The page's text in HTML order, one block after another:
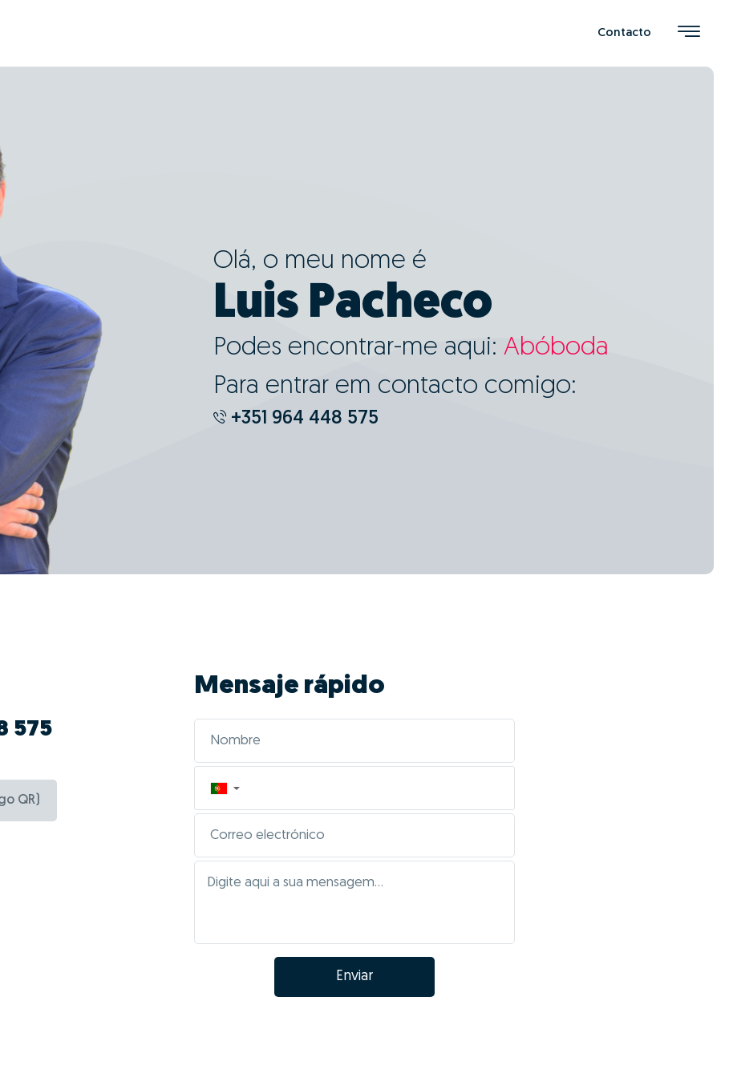
Contacto
Olá, o meu nome é
Luis Pacheco
Podes encontrar-me aqui: Abóboda
Para entrar em contacto comigo:
+351 964 448 575
575
QR)
Mensaje rápido
▼
Enviar